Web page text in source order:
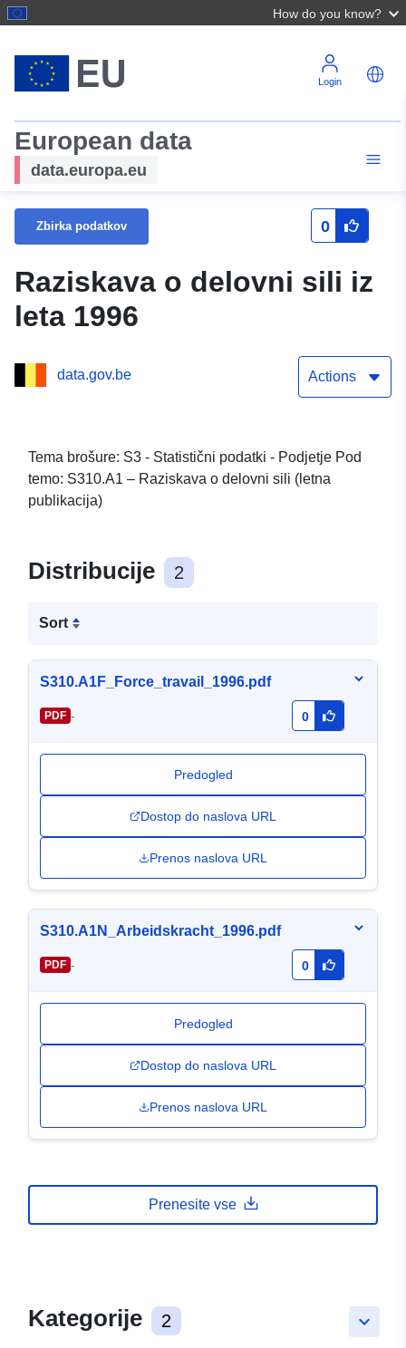
How do you know?
Login
European data
data.europa.eu
Zbirka podatkov 0
Raziskava o delovni sili iz
leta 1996
data.gov.be Actions
Tema brošure: S3 - Statistični podatki - Podjetje Pod
temo: S310.A1 – Raziskava o delovni sili (letna
publikacija)
Distribucije 2
Sort
S310.A1F_Force_travail_1996.pdf
PDF - 0
Predogled
Dostop do naslova URL
Prenos naslova URL
S310.A1N_Arbeidskracht_1996.pdf
PDF - 0
Predogled
Dostop do naslova URL
Prenos naslova URL
Prenesite vse
keyboard_arrow_down
Kategorije 2